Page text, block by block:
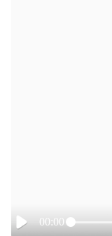
Play
00:00